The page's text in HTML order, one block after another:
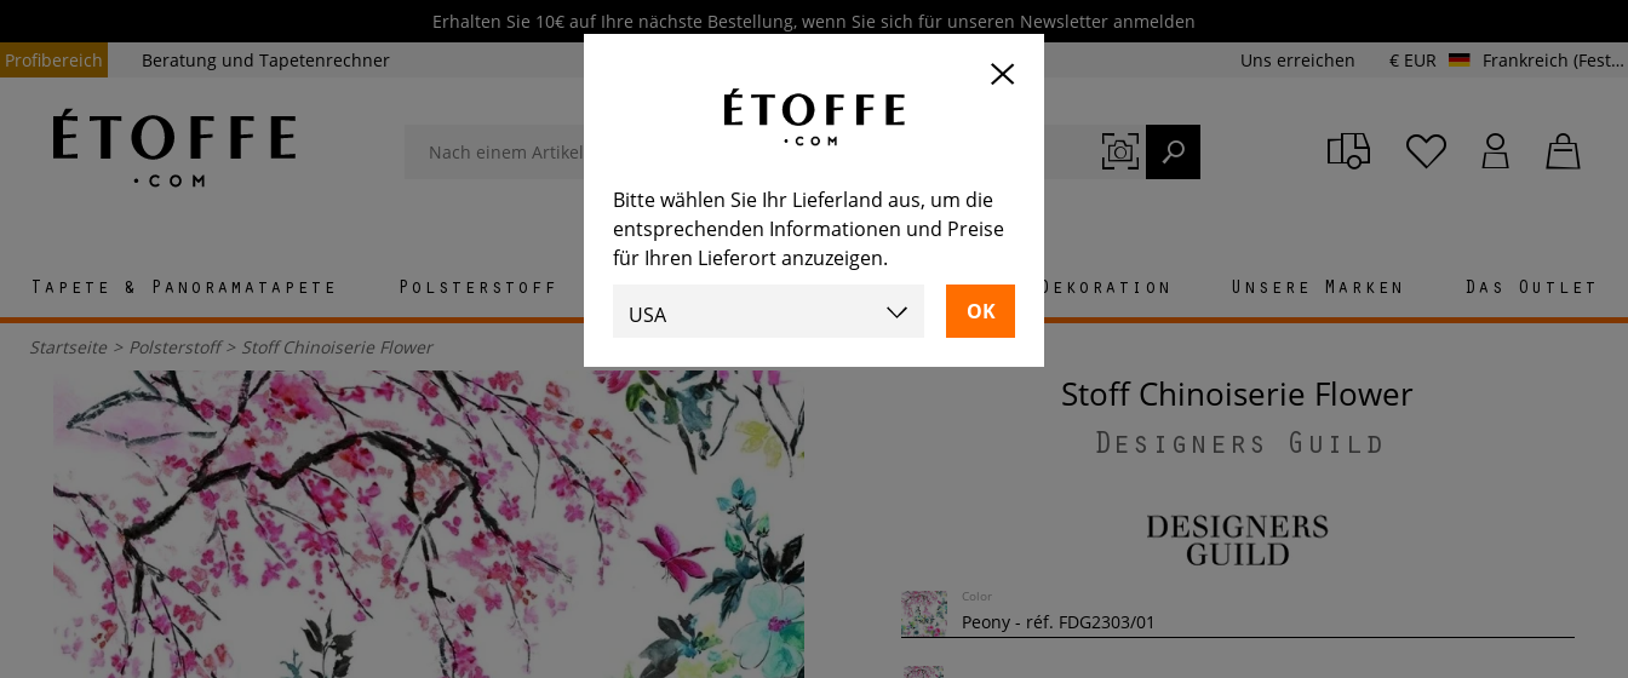
Erhalten Sie 10€ auf Ihre nächste Bestellung, wenn Sie sich für unseren Newsletter anmelden
Profibereich
Beratung und Tapetenrechner Uns erreichen € EUR Frankreich (Festland und Korsika)
Tapete & Panoramatapete Polsterstoff Möbel Dekoration Unsere Marken Das Outlet
Startseite > Polsterstoff > Stoff Chinoiserie Flower
Stoff Chinoiserie Flower
Designers Guild
Color
Bitte wählen Sie Ihr Lieferland aus, um die
entsprechenden Informationen und Preise
für Ihren Lieferort anzuzeigen.